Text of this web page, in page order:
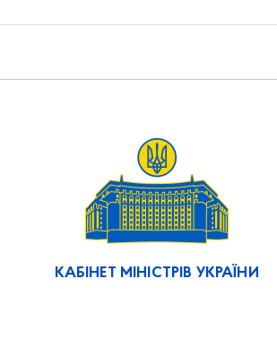
КАБІНЕТ МІНІСТРІВ УКРАЇНИ